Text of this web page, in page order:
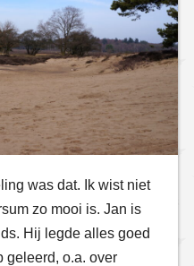
was dat. Ik wist niet
zo mooi is. Jan is
Hij legde alles goed
geleerd, o.a. over